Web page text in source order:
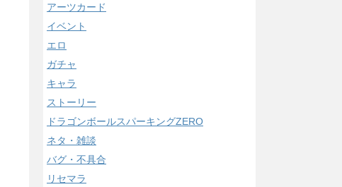
アーツカード
イベント
エロ
ガチャ
キャラ
ストーリー
ドラゴンボールスパーキングZERO
ネタ・雑談
バグ・不具合
リセマラ